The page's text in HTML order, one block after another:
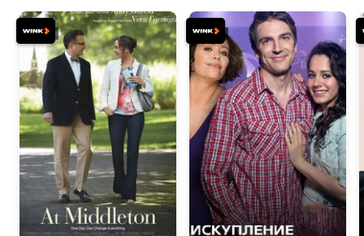
6.8 6.5 6.2